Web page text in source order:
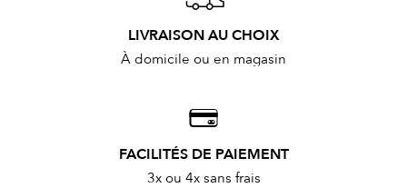
LIVRAISON AU CHOIX
À domicile ou en magasin
FACILITÉS DE PAIEMENT
3x ou 4x sans frais